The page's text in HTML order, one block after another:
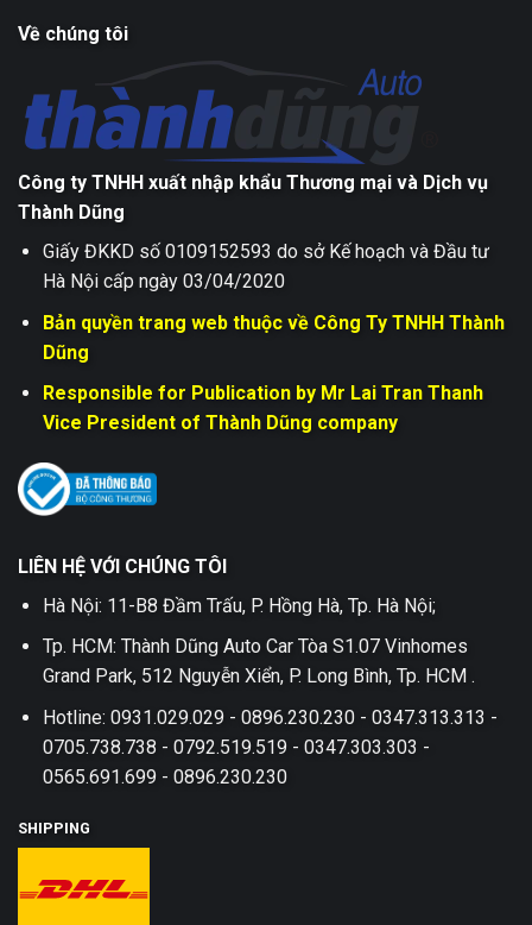
Về chúng tôi
Công ty TNHH xuất nhập khẩu Thương mại và Dịch vụ
Thành Dũng
Giấy ĐKKD số 0109152593 do sở Kế hoạch và Đầu tư
Hà Nội cấp ngày 03/04/2020
Bản quyền trang web thuộc về Công Ty TNHH Thành
Dũng
Responsible for Publication by Mr Lai Tran Thanh
Vice President of Thành Dũng company
LIÊN HỆ VỚI CHÚNG TÔI
Hà Nội: 11-B8 Đầm Trấu, P. Hồng Hà, Tp. Hà Nội;
Tp. HCM: Thành Dũng Auto Car Tòa S1.07 Vinhomes
Grand Park, 512 Nguyễn Xiển, P. Long Bình, Tp. HCM .
Hotline: 0931.029.029 - 0896.230.230 - 0347.313.313 -
0705.738.738 - 0792.519.519 - 0347.303.303 -
0565.691.699 - 0896.230.230
SHIPPING